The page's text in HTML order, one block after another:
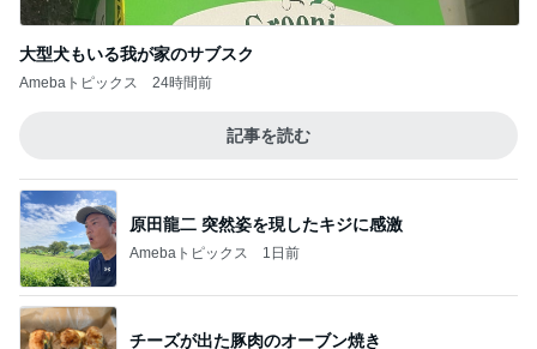
大型犬もいる我が家のサブスク
Amebaトピックス 24時間前
記事を読む
原田龍二 突然姿を現したキジに感激
Amebaトピックス 1日前
チーズが出た豚肉のオーブン焼き